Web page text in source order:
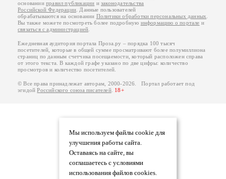
Мы используем файлы cookie для
улучшения работы сайта.
Оставаясь на сайте, вы
соглашаетесь с условиями
использования файлов cookies.
основанииправил публикации изаконодательства
Российской Федерации . Данные пользователей
обрабатываются на основании Политики обработки персональных данных
Вы также можете посмотреть более подробную информацию о портале и
связаться с администрацией
Ежедневная аудитория портала Проза.ру – порядка 100 тысяч
посетителей, которые в общей сумме просматривают более полумиллиона
страниц по данным счетчика посещаемости, который расположен справа
от этого текста. В каждой графе указано по две цифры: количество
просмотров и количество посетителей.
© Все права принадлежат авторам, 2000-2026. Портал работает под
эгидойРоссийского союза писателей. 18+